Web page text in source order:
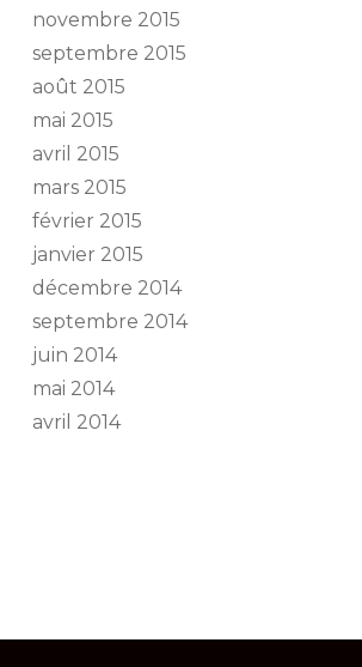
novembre 2015
septembre 2015
août 2015
mai 2015
avril 2015
mars 2015
février 2015
janvier 2015
décembre 2014
septembre 2014
juin 2014
mai 2014
avril 2014